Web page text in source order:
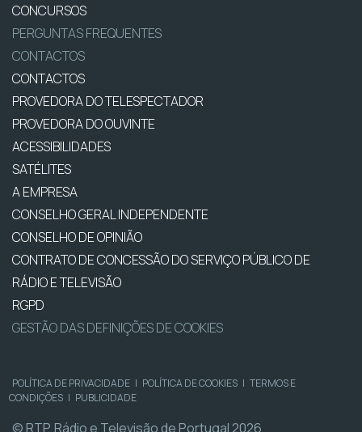
CONCURSOS
PERGUNTAS FREQUENTES
CONTACTOS
CONTACTOS
PROVEDORA DO TELESPECTADOR
PROVEDORA DO OUVINTE
ACESSIBILIDADES
SATÉLITES
A EMPRESA
CONSELHO GERAL INDEPENDENTE
CONSELHO DE OPINIÃO
CONTRATO DE CONCESSÃO DO SERVIÇO PÚBLICO DE
RÁDIO E TELEVISÃO
RGPD
GESTÃO DAS DEFINIÇÕES DE COOKIES
POLÍTICA DE PRIVACIDADE | POLÍTICA DE COOKIES | TERMOS E
CONDIÇÕES | PUBLICIDADE
© RTP, Rádio e Televisão de Portugal 2026